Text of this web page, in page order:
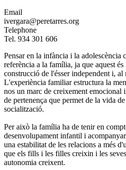
Email
ivergara@peretarres.org
Telephone
Tel. 934 301 606
Pensar en la infància i la adolescència
referència a la família, ja que aquest
construcció de l'ésser independent i,
L'experiència familiar estructura la
nos un marc de creixement
de pertenença que permet de la vida
socialització.
Per això la família ha de tenir en
desenvolupament infantil i
una estabilitat de les relacions a més
que els fills i les filles creixin i les
autonomia creixent.